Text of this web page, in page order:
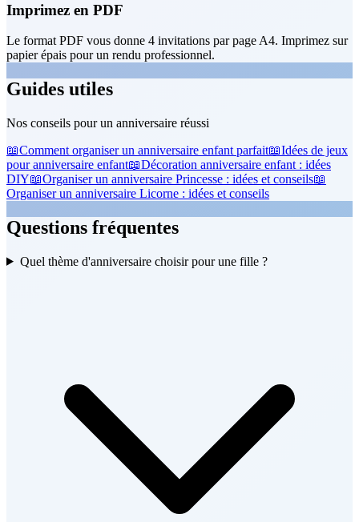
Imprimez en PDF
Le format PDF vous donne 4 invitations par page A4. Imprimez sur
papier épais pour un rendu professionnel.
Guides utiles
Nos conseils pour un anniversaire réussi
📖Comment organiser un anniversaire enfant parfait📖Idées de jeux
pour anniversaire enfant📖Décoration anniversaire enfant : idées
DIY📖Organiser un anniversaire Princesse : idées et conseils📖
Organiser un anniversaire Licorne : idées et conseils
Questions fréquentes
Quel thème d'anniversaire choisir pour une fille ?